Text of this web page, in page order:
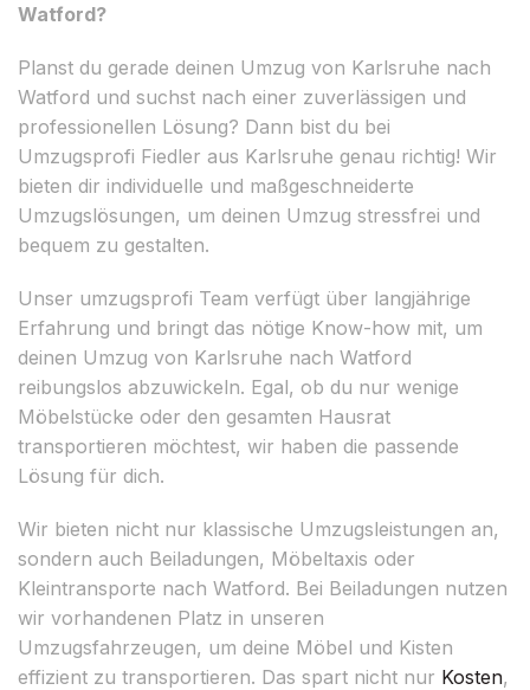
Watford?
Planst du gerade deinen Umzug von Karlsruhe nach
Watford und suchst nach einer zuverlässigen und
professionellen Lösung? Dann bist du bei
Umzugsprofi Fiedler aus Karlsruhe genau richtig! Wir
bieten dir individuelle und maßgeschneiderte
Umzugslösungen, um deinen Umzug stressfrei und
bequem zu gestalten.
Unser umzugsprofi Team verfügt über langjährige
Erfahrung und bringt das nötige Know-how mit, um
deinen Umzug von Karlsruhe nach Watford
reibungslos abzuwickeln. Egal, ob du nur wenige
Möbelstücke oder den gesamten Hausrat
transportieren möchtest, wir haben die passende
Lösung für dich.
Wir bieten nicht nur klassische Umzugsleistungen an,
sondern auch Beiladungen, Möbeltaxis oder
Kleintransporte nach Watford. Bei Beiladungen nutzen
wir vorhandenen Platz in unseren
Umzugsfahrzeugen, um deine Möbel und Kisten
effizient zu transportieren. Das spart nicht nur Kosten,